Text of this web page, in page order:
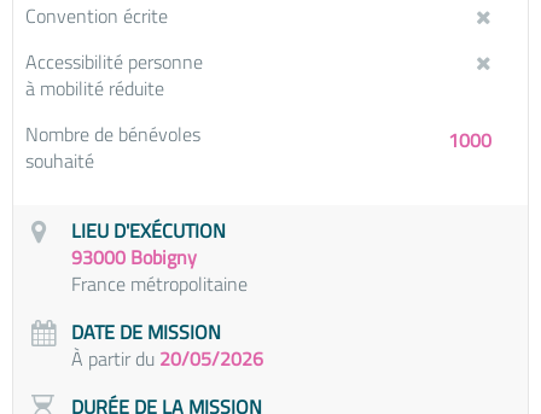
Convention écrite
Accessibilité personne
à mobilité réduite
1000
Nombre de bénévoles
souhaité
LIEU D'EXÉCUTION
93000 Bobigny
France métropolitaine
DATE DE MISSION
À partir du 20/05/2026
DURÉE DE LA MISSION